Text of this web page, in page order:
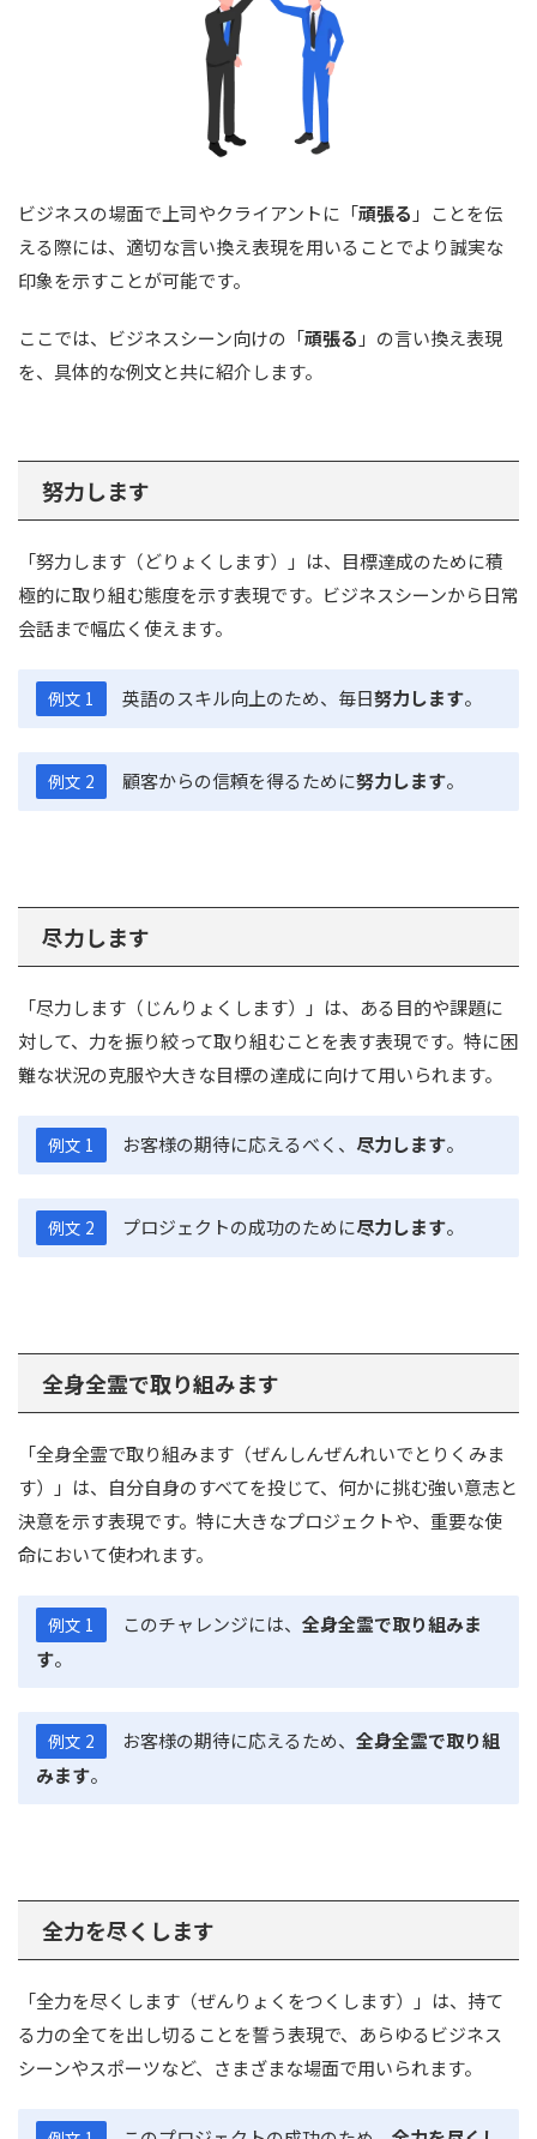
ビジネスの場面で上司やクライアントに「頑張る 」ことを伝
える際には、適切な言い換え表現を用いることでより誠実な
印象を示すことが可能です。
ここでは、ビジネスシーン向けの「頑張る 」の言い換え表現
を、具体的な例文と共に紹介します。
努力します
「努力します（どりょくします）」は、目標達成のために積
極的に取り組む態度を示す表現です。ビジネスシーンから日常
会話まで幅広く使えます。
例文 1 英語のスキル向上のため、毎日努力します。
例文 2 顧客からの信頼を得るために努力します。
尽力します
「尽力します（じんりょくします）」は、ある目的や課題に
対して、力を振り絞って取り組むことを表す表現です。特に困
難な状況の克服や大きな目標の達成に向けて用いられます。
例文 1 お客様の期待に応えるべく、 尽力します。
例文 2 プロジェクトの成功のために尽力します。
全身全霊で取り組みます
「全身全霊で取り組みます（ぜんしんぜんれいでとりくみま
す）」は、自分自身のすべてを投じて、何かに挑む強い意志と
決意を示す表現です。特に大きなプロジェクトや、重要な使
命において使われます。
例文 1 このチャレンジには、 全身全霊で取り組みま
す。
例文 2 お客様の期待に応えるため、 全身全霊で取り組
みます。
全力を尽くします
「全力を尽くします（ぜんりょくをつくします）」は、持て
る力の全てを出し切ることを誓う表現で、あらゆるビジネス
シーンやスポーツなど、さまざまな場面で用いられます。